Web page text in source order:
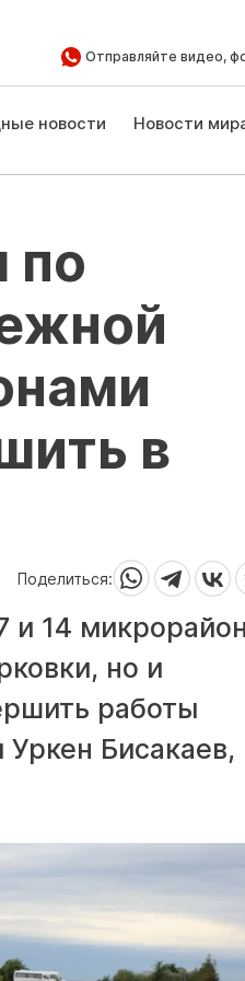
Отправляйте видео,
новости Новости
по
в
Поделиться:
и 14
но и
работы
Бисакаев,